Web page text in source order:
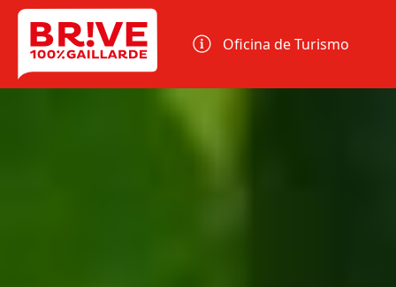
Panel de gestión de cookies
Oficina de Turismo